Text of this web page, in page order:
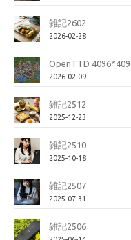
雑記2602
2026-02-28
OpenTTD
2026-02-09
雑記2512
2025-12-23
雑記2510
2025-10-18
雑記2507
2025-07-31
雑記2506